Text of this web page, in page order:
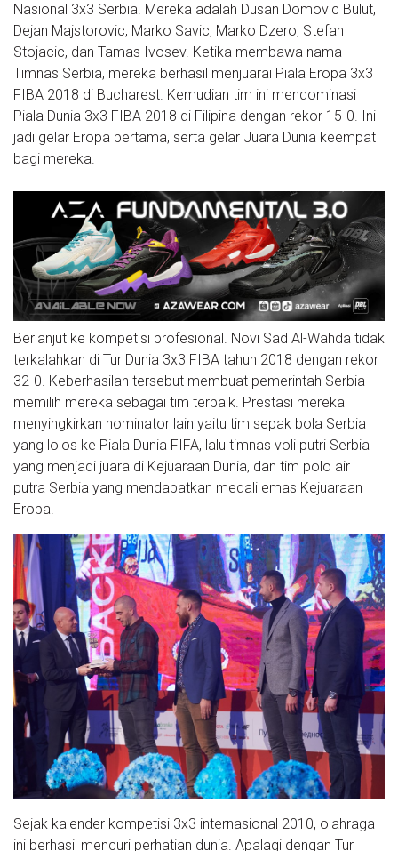
Nasional 3x3 Serbia. Mereka adalah Dusan Domovic Bulut,
Dejan Majstorovic, Marko Savic, Marko Dzero, Stefan
Stojacic, dan Tamas Ivosev. Ketika membawa nama
Timnas Serbia, mereka berhasil menjuarai Piala Eropa 3x3
FIBA 2018 di Bucharest. Kemudian tim ini mendominasi
Piala Dunia 3x3 FIBA 2018 di Filipina dengan rekor 15-0. Ini
jadi gelar Eropa pertama, serta gelar Juara Dunia keempat
bagi mereka.
Berlanjut ke kompetisi profesional. Novi Sad Al-Wahda tidak
terkalahkan di Tur Dunia 3x3 FIBA tahun 2018 dengan rekor
32-0. Keberhasilan tersebut membuat pemerintah Serbia
memilih mereka sebagai tim terbaik. Prestasi mereka
menyingkirkan nominator lain yaitu tim sepak bola Serbia
yang lolos ke Piala Dunia FIFA, lalu timnas voli putri Serbia
yang menjadi juara di Kejuaraan Dunia, dan tim polo air
putra Serbia yang mendapatkan medali emas Kejuaraan
Eropa.
Sejak kalender kompetisi 3x3 internasional 2010, olahraga
ini berhasil mencuri perhatian dunia. Apalagi dengan Tur